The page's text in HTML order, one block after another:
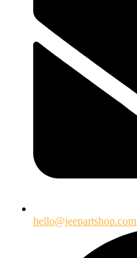
hello@jeepartshop.com